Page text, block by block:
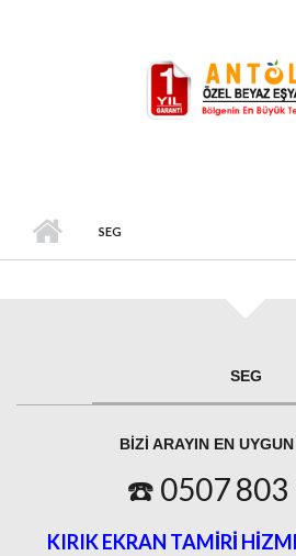
SEG
SEG
BIZI ARAYIN EN
☎️ 0507 803
KIRIK EKRAN TAMİRİ